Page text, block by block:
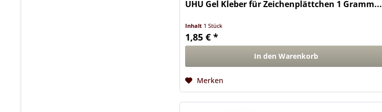
UHU Gel Kleber für Zeichenplättchen 1 Gramm...
Inhalt 1 Stück
1,85 € *
In den Warenkorb
Merken